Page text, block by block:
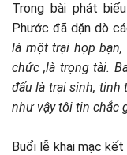
Trong bài phát
Phước đã dặn dò
là một trại họp
chức ,là trọng tài.
đấu là trại sinh, tinh
như vậy tôi tin chắc
Buổi lễ khai mạc